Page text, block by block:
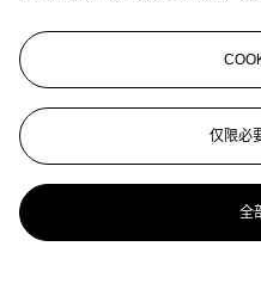
仅限必
全